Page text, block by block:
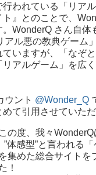
われている「リア
ト』とのことで、
WonderQ さん自体
アル悪の教典ゲーム
いますが、「なぞ
アルゲーム」を広
ウント @Wonder_Q
て引用させていただ
の度、我々WonderQ
”体感型”と言われる
集めた総合サイトを
！